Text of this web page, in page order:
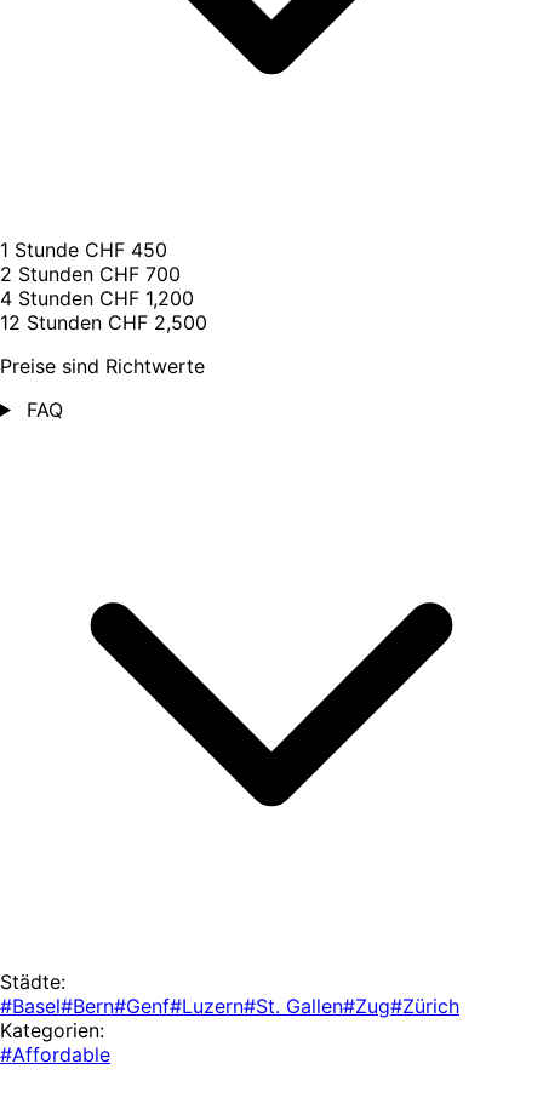
1 Stunde CHF 450
2 Stunden CHF 700
4 Stunden CHF 1,200
12 Stunden CHF 2,500
Preise sind Richtwerte
FAQ
Städte:
#Basel#Bern#Genf#Luzern#St. Gallen#Zug#Zürich
Kategorien:
#Affordable